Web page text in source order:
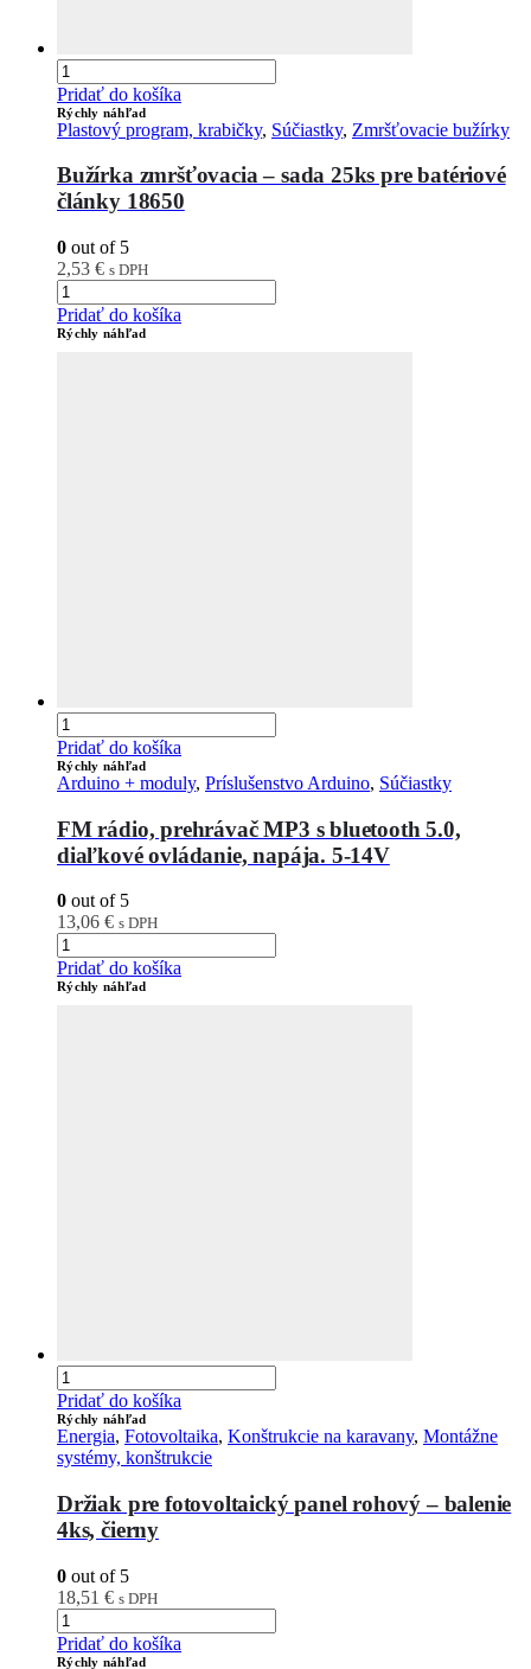
Pridať do košíka
Rýchly náhľad
Plastový program, krabičky, Súčiastky, Zmršťovacie bužírky
Bužírka zmršťovacia – sada 25ks pre batériové
články 18650
0 out of 5
2,53 € s DPH
Pridať do košíka
Rýchly náhľad
Pridať do košíka
Rýchly náhľad
Arduino + moduly, Príslušenstvo Arduino, Súčiastky
FM rádio, prehrávač MP3 s bluetooth 5.0,
diaľkové ovládanie, napája. 5-14V
0 out of 5
13,06 € s DPH
Pridať do košíka
Rýchly náhľad
Pridať do košíka
Rýchly náhľad
Energia, Fotovoltaika, Konštrukcie na karavany, Montážne
systémy, konštrukcie
Držiak pre fotovoltaický panel rohový – balenie
4ks, čierny
0 out of 5
18,51 € s DPH
Pridať do košíka
Rýchly náhľad